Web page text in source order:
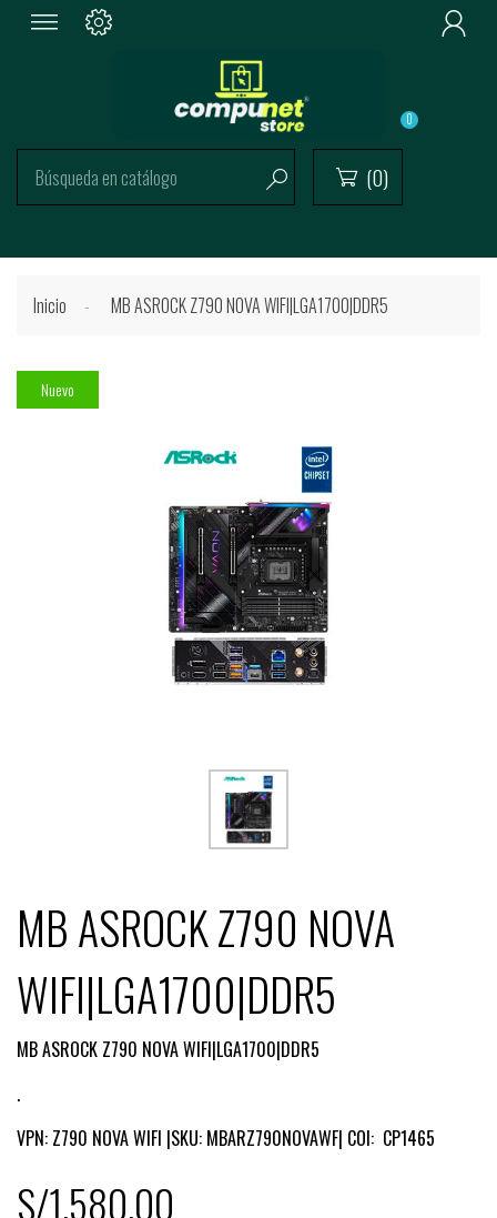

  (0)
0
Inicio MB ASROCK Z790 NOVA WIFI|LGA1700|DDR5
Nuevo
MB ASROCK Z790 NOVA
WIFI|LGA1700|DDR5
MB ASROCK Z790 NOVA WIFI|LGA1700|DDR5
.
VPN: Z790 NOVA WIFI |SKU: MBARZ790NOVAWF| COI: CP1465
S/1,580.00